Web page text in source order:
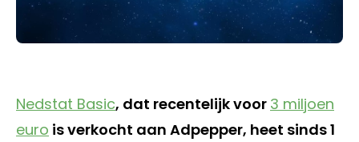
Nedstat Basic, dat recentelijk voor 3 miljoen
euro is verkocht aan Adpepper, heet sinds 1